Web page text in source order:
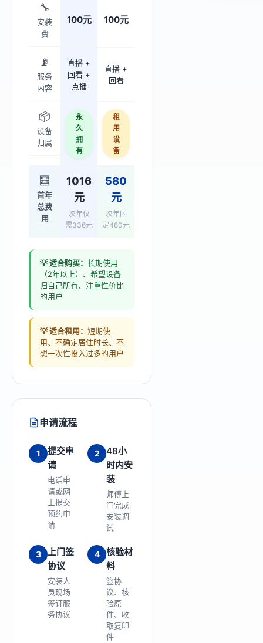
🔧
安装
费
100元 100元
📡
服务
内容
直播 +
回看 +
点播
直播 +
回看
📦
设备
归属
永
久
拥
有
租
用
设
备
🧮
首年
总费
用
1016
元
次年仅
需336元
580
元
次年固
定480元
💡 适合购买： 长期使用
（2年以上）、希望设备
归自己所有、注重性价比
的用户
💡 适合租用： 短期使
用、不确定居住时长、不
想一次性投入过多的用户
申请流程
1
提交申
请
电话申
请或网
上提交
预约申
请
2
48小
时内安
装
师傅上
门完成
安装调
试
3
上门签
协议
安装人
员现场
签订服
务协议
4
核验材
料
签协
议、核
验原
件、收
取复印
件